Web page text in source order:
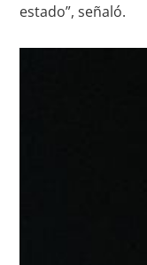
estado”, señaló.